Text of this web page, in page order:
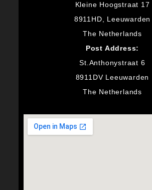
Kleine Hoogstraat 17
8911HD, Leeuwarden
The Netherlands
Post Address:
St.Anthonystraat 6
8911DV Leeuwarden
The Netherlands